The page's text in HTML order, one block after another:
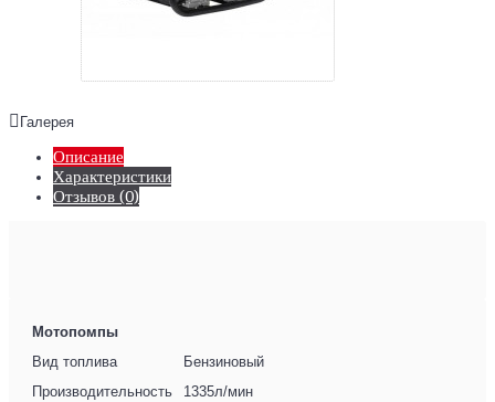
Галерея
Описание
Характеристики
Отзывов (0)
Мотопомпы
Вид топлива
Бензиновый
Производительность
1335л/мин